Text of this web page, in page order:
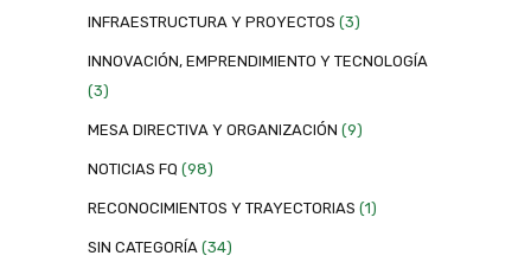
INFRAESTRUCTURA Y PROYECTOS (3)
INNOVACIÓN, EMPRENDIMIENTO Y TECNOLOGÍA
(3)
MESA DIRECTIVA Y ORGANIZACIÓN (9)
NOTICIAS FQ (98)
RECONOCIMIENTOS Y TRAYECTORIAS (1)
SIN CATEGORÍA (34)